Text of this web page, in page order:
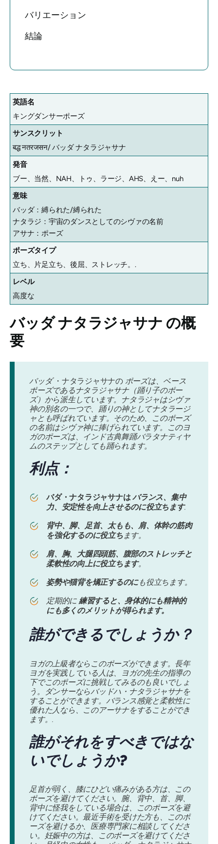
バリエーション
結論
英語名
キングダンサーポーズ
サンスクリット
बद्ध नतरजसन/バッダ ナタラジャサナ
発音
ブー、当然、NAH、トゥ、ラージ、AHS、えー、nuh
意味
バッダ：縛られた/縛られた
ナタラジ：宇宙のダンスとしてのシヴァの名前
アサナ：ポーズ
ポーズタイプ
立ち、片足立ち、後屈、ストレッチ。.
レベル
高度な
バッダ ナタラジャサナ の概
要
バッダ ・ナタラジャサナの ポーズは、ベース
ポーズであるナタラジャサナ（踊り子のポー
ズ）から派生しています。ナタラジャはシヴァ
神の別名の一つで、踊りの神としてナタラージ
ャとも呼ばれています。そのため、このポーズ
の名前はシヴァ神に捧げられています。このヨ
ガのポーズは、インド古典舞踊バラタナティヤ
ムのステップとしても踊られます。
利点：
バダ・ナタラジャサナはバランス、集中
力、安定性を向上させるのに役立ちます.
背中、脚、足首、太もも、肩、体幹の筋肉
を強化するのに役立ち ます。
肩、胸、大腿四頭筋、腹部のストレッチと
柔軟性の向上に役立ちます。
姿勢や猫背を矯正するのにも役立ちます。
定期的に 練習すると、身体的にも精神的
にも多くのメリットが得られます。
誰ができるでしょうか？
ヨガの上級者ならこのポーズができます。長年
ヨガを実践している人は、ヨガの先生の指導の
下でこのポーズに挑戦してみるのも良いでしょ
う。ダンサーならバッドハ・ナタラジャサナを
することができます。バランス感覚と柔軟性に
優れた人なら、このアーサナをすることができ
ます。.
誰がそれをすべきではな
いでしょうか?
足首が弱く、膝にひどい痛みがある方は、この
ポーズを避けてください。腕、背中、首、脚、
背中に怪我をしている場合は、このポーズを避
けてください。最近手術を受けた方も、このポ
ーズを避けるか、医療専門家に相談してくださ
い。妊娠中の方は、このポーズを避けてくださ